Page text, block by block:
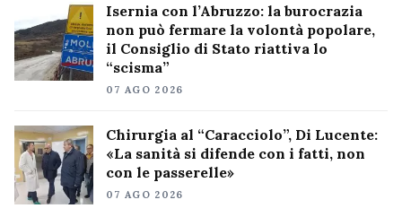
Isernia con l’Abruzzo: la burocrazia
non può fermare la volontà popolare,
il Consiglio di Stato riattiva lo
“scisma”
07 AGO 2026
Chirurgia al “Caracciolo”, Di Lucente:
«La sanità si difende con i fatti, non
con le passerelle»
07 AGO 2026